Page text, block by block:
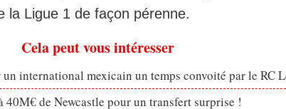
la Ligue 1 de façon pérenne.
Cela peut vous intéresser
international mexicain un temps convoité par le RC
de Newcastle pour un transfert surprise !